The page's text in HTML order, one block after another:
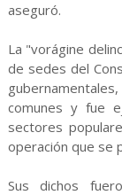
aseguró.
La "vorágine
de sedes del
comunes y fue
sectores
operación que se
Sus dichos